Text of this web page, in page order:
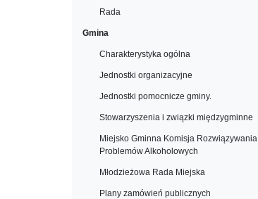
Rada
Gmina
Charakterystyka ogólna
Jednostki organizacyjne
Jednostki pomocnicze gminy.
Stowarzyszenia i związki międzygminne
Miejsko Gminna Komisja Rozwiązywania
Problemów Alkoholowych
Młodzieżowa Rada Miejska
Plany zamówień publicznych